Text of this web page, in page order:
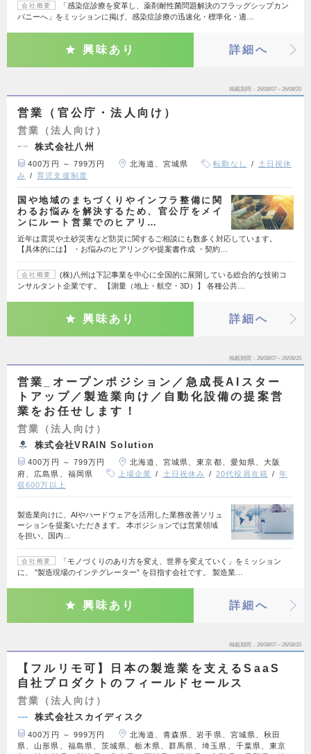
会社概要
「感染症診療を変革し、薬剤耐性菌問題解決のフラッグシップカン
パニーへ」をミッションに掲げ、感染症診療の迅速化・標準化・適…
興味あり 詳細へ
掲載期間 26/08/07～26/08/20
営業（官公庁・法人向け）
営業（法人向け）
株式会社八州
400万円 ～ 799万円 北海道、宮城県 転勤なし
土日祝休
み
育児支援制度
国や地域のまちづくりやインフラ整備に関
わるお悩みを解決するため、官公庁をメイ
ンにルート営業でのヒアリ…
近年は震災や土砂災害など防災に関するご相談にも数多く対応しています。
【具体的には】 ・お悩みのヒアリングや提案書作成 ・契約…
会社概要
(株)八州は下記事業を中心に全国的に展開している総合的な技術コ
ンサルタント企業です。 【測量（地上・航空・3D）】 各種公共…
興味あり 詳細へ
掲載期間 26/08/07～26/08/20
営業_オープンポジション／急成長AIスター
トアップ／製造業向け／自動化設備の提案営
業をお任せします！
営業（法人向け）
株式会社VRAIN Solution
400万円 ～ 799万円
北海道、宮城県、東京都、愛知県、大阪
府、広島県、福岡県
上場企業 土日祝休み 20代役員在籍
年
収600万以上
製造業向けに、AIやハードウェアを活用した業務改善ソリュ
ーションを提案いただきます。 本ポジションでは営業領域
を担い、国内…
会社概要
「モノづくりのあり方を変え、世界を変えていく」をミッション
に、 ”製造現場のインテグレーター” を目指す会社です。 製造業…
興味あり 詳細へ
掲載期間 26/08/07～26/08/20
【フルリモ可】日本の製造業を支えるSaaS
自社プロダクトのフィールドセールス
営業（法人向け）
株式会社スカイディスク
400万円 ～ 999万円
北海道、青森県、岩手県、宮城県、秋田
県、山形県、福島県、茨城県、栃木県、群馬県、埼玉県、千葉県、東京